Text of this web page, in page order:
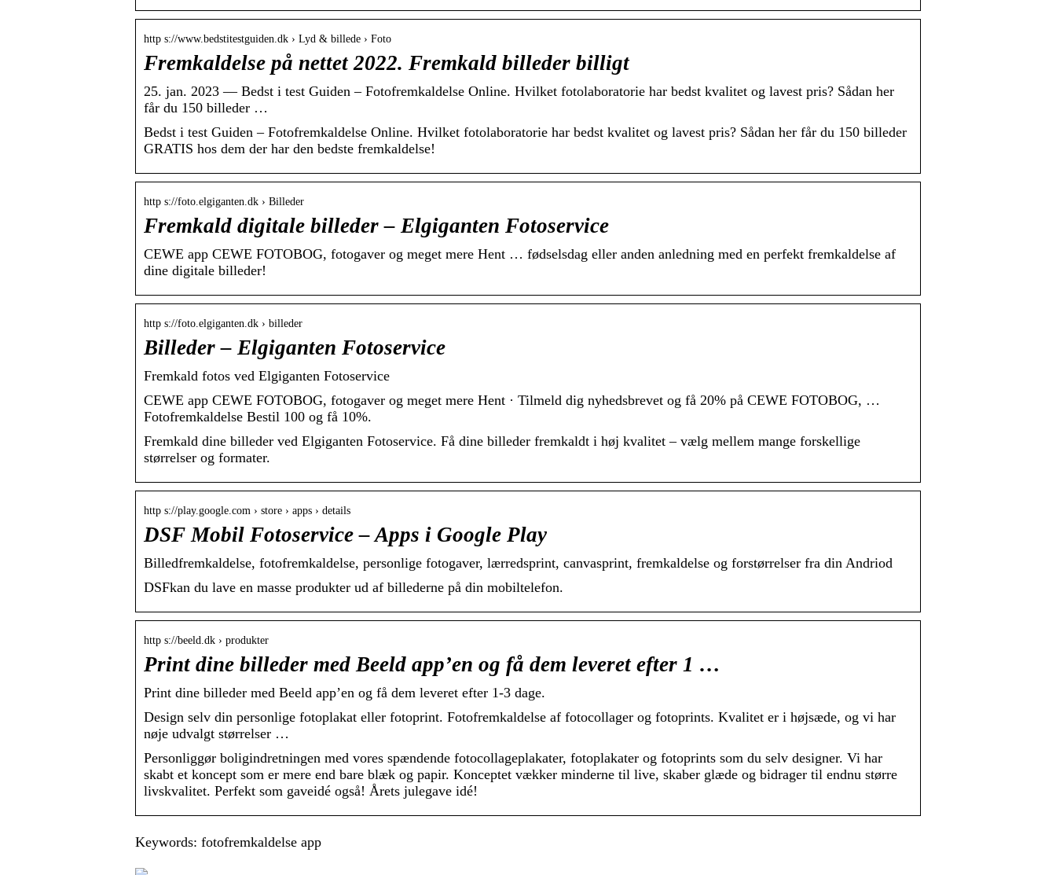
http s://www.bedstitestguiden.dk › Lyd & billede › Foto
Fremkaldelse på nettet 2022. Fremkald billeder billigt
25. jan. 2023 — Bedst i test Guiden – Fotofremkaldelse Online. Hvilket fotolaboratorie har bedst kvalitet og lavest pris? Sådan her
får du 150 billeder …
Bedst i test Guiden – Fotofremkaldelse Online. Hvilket fotolaboratorie har bedst kvalitet og lavest pris? Sådan her får du 150 billeder
GRATIS hos dem der har den bedste fremkaldelse!
http s://foto.elgiganten.dk › Billeder
Fremkald digitale billeder – Elgiganten Fotoservice
CEWE app CEWE FOTOBOG, fotogaver og meget mere Hent … fødselsdag eller anden anledning med en perfekt fremkaldelse af
dine digitale billeder!
http s://foto.elgiganten.dk › billeder
Billeder – Elgiganten Fotoservice
Fremkald fotos ved Elgiganten Fotoservice
CEWE app CEWE FOTOBOG, fotogaver og meget mere Hent · Tilmeld dig nyhedsbrevet og få 20% på CEWE FOTOBOG, …
Fotofremkaldelse Bestil 100 og få 10%.
Fremkald dine billeder ved Elgiganten Fotoservice. Få dine billeder fremkaldt i høj kvalitet – vælg mellem mange forskellige
størrelser og formater.
http s://play.google.com › store › apps › details
DSF Mobil Fotoservice – Apps i Google Play
Billedfremkaldelse, fotofremkaldelse, personlige fotogaver, lærredsprint, canvasprint, fremkaldelse og forstørrelser fra din Andriod
DSFkan du lave en masse produkter ud af billederne på din mobiltelefon.
http s://beeld.dk › produkter
Print dine billeder med Beeld app’en og få dem leveret efter 1 …
Print dine billeder med Beeld app’en og få dem leveret efter 1-3 dage.
Design selv din personlige fotoplakat eller fotoprint. Fotofremkaldelse af fotocollager og fotoprints. Kvalitet er i højsæde, og vi har
nøje udvalgt størrelser …
Personliggør boligindretningen med vores spændende fotocollageplakater, fotoplakater og fotoprints som du selv designer. Vi har
skabt et koncept som er mere end bare blæk og papir. Konceptet vækker minderne til live, skaber glæde og bidrager til endnu større
livskvalitet. Perfekt som gaveidé også! Årets julegave idé!
Keywords: fotofremkaldelse app